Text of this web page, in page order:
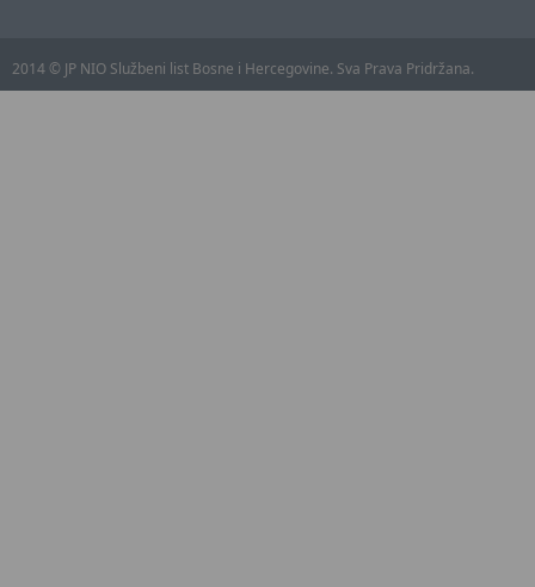
2014 © JP NIO Službeni list Bosne i Hercegovine. Sva Prava Pridržana.